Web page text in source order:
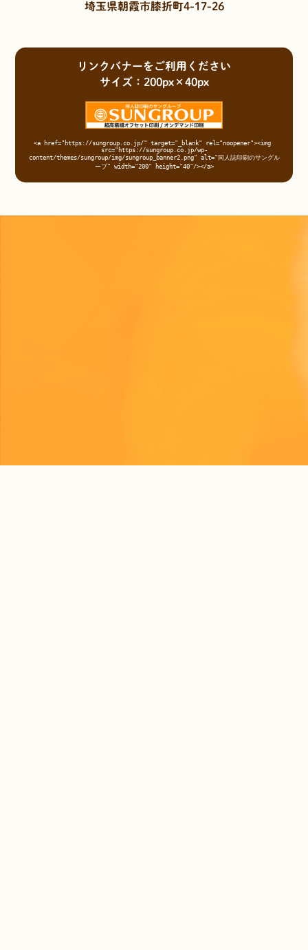
埼玉県朝霞市膝折町4-17-26
リンクバナーをご利用ください
サイズ：200px×40px
<a href="https://sungroup.co.jp/" target="_blank" rel="noopener"><img
src="https://sungroup.co.jp/wp-
content/themes/sungroup/img/sungroup_banner2.png" alt="同人誌印刷のサングル
ープ" width="200" height="40"/></a>